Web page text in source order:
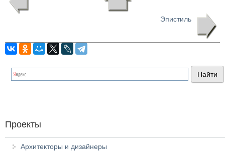
Эпистиль
Проекты
Архитекторы и дизайнеры